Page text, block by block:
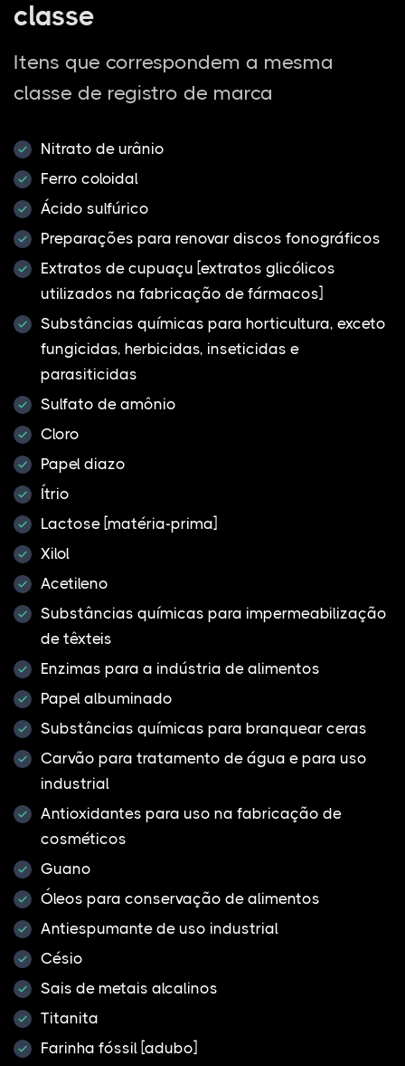
classe
Itens que correspondem a mesma
classe de registro de marca
Nitrato de urânio
Ferro coloidal
Ácido sulfúrico
Preparações para renovar discos fonográficos
Extratos de cupuaçu [extratos glicólicos
utilizados na fabricação de fármacos]
Substâncias químicas para horticultura, exceto
fungicidas, herbicidas, inseticidas e
parasiticidas
Sulfato de amônio
Cloro
Papel diazo
Ítrio
Lactose [matéria-prima]
Xilol
Acetileno
Substâncias químicas para impermeabilização
de têxteis
Enzimas para a indústria de alimentos
Papel albuminado
Substâncias químicas para branquear ceras
Carvão para tratamento de água e para uso
industrial
Antioxidantes para uso na fabricação de
cosméticos
Guano
Óleos para conservação de alimentos
Antiespumante de uso industrial
Césio
Sais de metais alcalinos
Titanita
Farinha fóssil [adubo]